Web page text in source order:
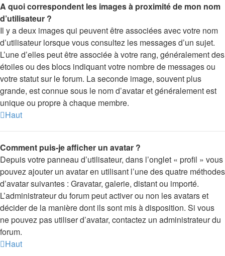
A quoi correspondent les images à proximité de mon nom
d’utilisateur ?
Il y a deux images qui peuvent être associées avec votre nom
d’utilisateur lorsque vous consultez les messages d’un sujet.
L’une d’elles peut être associée à votre rang, généralement des
étoiles ou des blocs indiquant votre nombre de messages ou
votre statut sur le forum. La seconde image, souvent plus
grande, est connue sous le nom d’avatar et généralement est
unique ou propre à chaque membre.
Haut
Comment puis-je afficher un avatar ?
Depuis votre panneau d’utilisateur, dans l’onglet « profil » vous
pouvez ajouter un avatar en utilisant l’une des quatre méthodes
d’avatar suivantes : Gravatar, galerie, distant ou importé.
L’administrateur du forum peut activer ou non les avatars et
décider de la manière dont ils sont mis à disposition. Si vous
ne pouvez pas utiliser d’avatar, contactez un administrateur du
forum.
Haut